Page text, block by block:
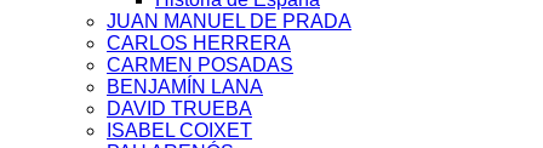
JUAN MANUEL DE PRADA
CARLOS HERRERA
CARMEN POSADAS
BENJAMÍN LANA
DAVID TRUEBA
ISABEL COIXET